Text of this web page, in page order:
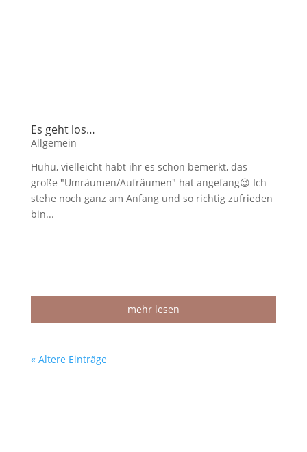
Es geht los…
Allgemein
Huhu, vielleicht habt ihr es schon bemerkt, das
große "Umräumen/Aufräumen" hat angefang😉 Ich
stehe noch ganz am Anfang und so richtig zufrieden
bin...
mehr lesen
« Ältere Einträge